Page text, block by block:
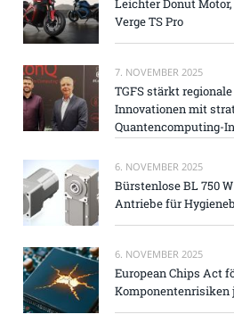
Leichter Donut
Verge TS Pro
7. NOVEMBER 2025
TGFS stärkt
Innovationen mit
Quantencomputing-
6. NOVEMBER 2025
Bürstenlose BL 750
Antriebe für
6. NOVEMBER 2025
European Chips Act
Komponentenrisiken